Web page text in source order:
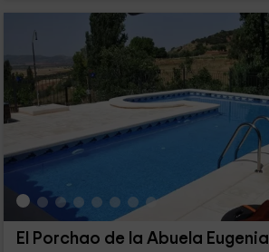
El Porchao de la Abuela Eugenia